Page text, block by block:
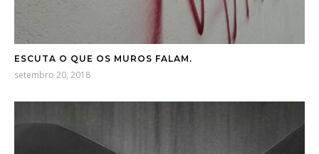
ESCUTA O QUE OS MUROS FALAM.
setembro 20, 2018